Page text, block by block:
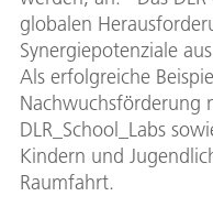
globalen
Synergiepotenziale
Als erfolgreiche
Nachwuchsförderung
DLR_School_Labs
Kindern und
Raumfahrt.